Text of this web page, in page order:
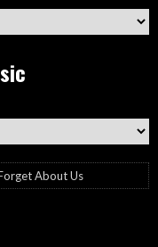
About Us